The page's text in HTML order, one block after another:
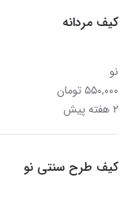
کیف مردانه
نو
۵۵۰,۰۰۰ تومان
۲ هفته پیش
کیف طرح سنتی نو